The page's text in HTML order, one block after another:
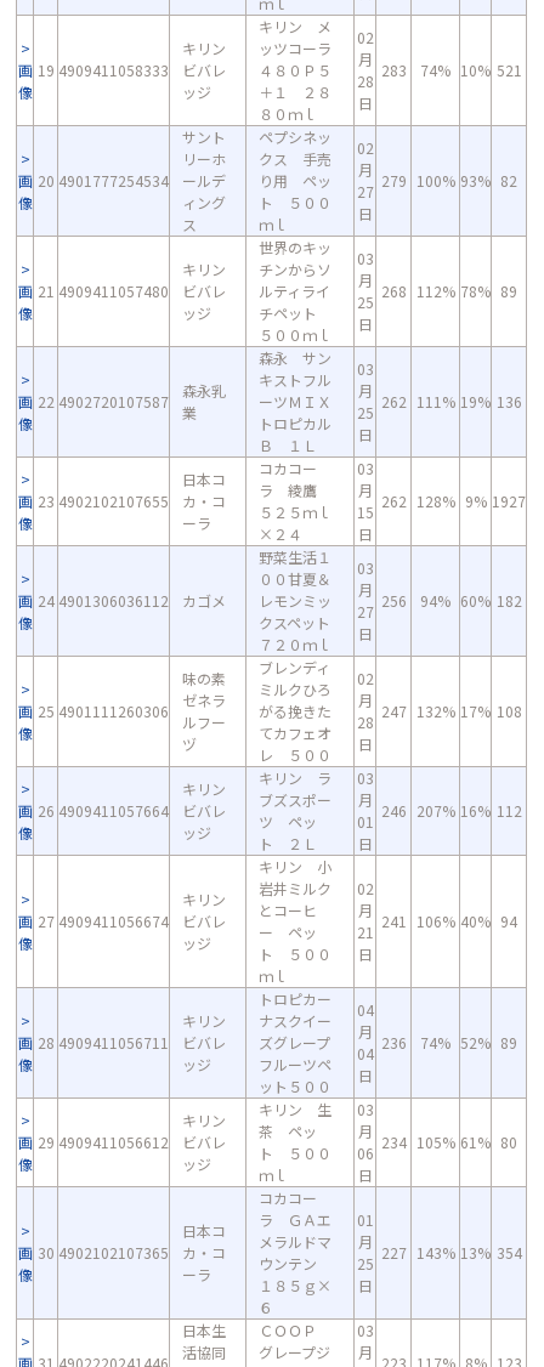
画
像
19 4909411058333
キリン
ビバレ
ッジ
キリン メ
ッツコーラ
４８０Ｐ５
＋１ ２８
８０ｍｌ
02
月
28
日
283 74% 10% 521
画
像
20 4901777254534
サント
リーホ
ールデ
ィング
ス
ペプシネッ
クス 手売
り用 ペッ
ト ５００
ｍｌ
02
月
27
日
279 100% 93% 82
画
像
21 4909411057480
キリン
ビバレ
ッジ
世界のキッ
チンからソ
ルティライ
チペット
５００ｍｌ
03
月
25
日
268 112% 78% 89
画
像
22 4902720107587
森永乳
業
森永 サン
キストフル
ーツＭＩＸ
トロピカル
Ｂ １Ｌ
03
月
25
日
262 111% 19% 136
画
像
23 4902102107655
日本コ
カ・コ
ーラ
コカコー
ラ 綾鷹
５２５ｍｌ
×２４
03
月
15
日
262 128% 9% 1927
画
像
24 4901306036112 カゴメ
野菜生活１
００甘夏＆
レモンミッ
クスペット
７２０ｍｌ
03
月
27
日
256 94% 60% 182
画
像
25 4901111260306
味の素
ゼネラ
ルフー
ヅ
ブレンディ
ミルクひろ
がる挽きた
てカフェオ
レ ５００
02
月
28
日
247 132% 17% 108
画
像
26 4909411057664
キリン
ビバレ
ッジ
キリン ラ
ブズスポー
ツ ペッ
ト ２Ｌ
03
月
01
日
246 207% 16% 112
画
像
27 4909411056674
キリン
ビバレ
ッジ
キリン 小
岩井ミルク
とコーヒ
ー ペッ
ト ５００
ｍｌ
02
月
21
日
241 106% 40% 94
画
像
28 4909411056711
キリン
ビバレ
ッジ
トロピカー
ナスクイー
ズグレープ
フルーツペ
ット５００
04
月
04
日
236 74% 52% 89
画
像
29 4909411056612
キリン
ビバレ
ッジ
キリン 生
茶 ペッ
ト ５００
ｍｌ
03
月
06
日
234 105% 61% 80
画
像
30 4902102107365
日本コ
カ・コ
ーラ
コカコー
ラ ＧＡエ
メラルドマ
ウンテン
１８５ｇ×
６
01
月
25
日
227 143% 13% 354
画 31 4902220241446
日本生
活協同
ＣＯＯＰ
グレープジ
03
月
223 117% 8% 123